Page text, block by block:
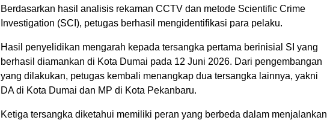
Berdasarkan hasil analisis rekaman CCTV dan metode Scientific Crime
Investigation (SCI), petugas berhasil mengidentifikasi para pelaku.
Hasil penyelidikan mengarah kepada tersangka pertama berinisial SI yang
berhasil diamankan di Kota Dumai pada 12 Juni 2026. Dari pengembangan
yang dilakukan, petugas kembali menangkap dua tersangka lainnya, yakni
DA di Kota Dumai dan MP di Kota Pekanbaru.
Ketiga tersangka diketahui memiliki peran yang berbeda dalam menjalankan